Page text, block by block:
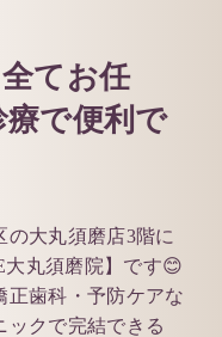
てお任
で便利で
の大丸須磨店3階に
丸須磨院】です😊
正歯科・予防ケアな
ックで完結できる